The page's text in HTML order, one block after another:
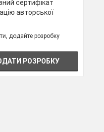
сертифікат
авторської
додайте розробку
РОЗРОБКУ